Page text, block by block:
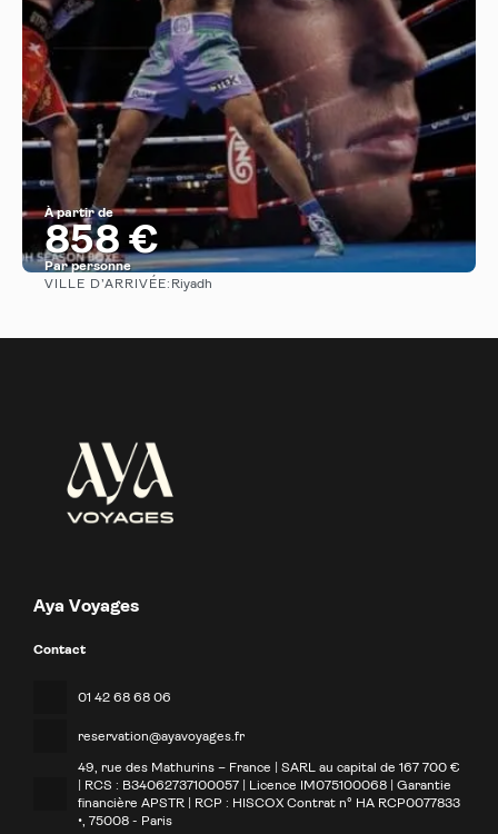
À partir de
858 €
Par personne
VILLE D’ARRIVÉE: Riyadh
Aya Voyages
Contact
01 42 68 68 06
reservation@ayavoyages.fr
49, rue des Mathurins – France | SARL au capital de 167 700 €
| RCS : B34062737100057 | Licence IM075100068 | Garantie
financière APSTR | RCP : HISCOX Contrat n° HA RCP0077833
• , 75008 - Paris